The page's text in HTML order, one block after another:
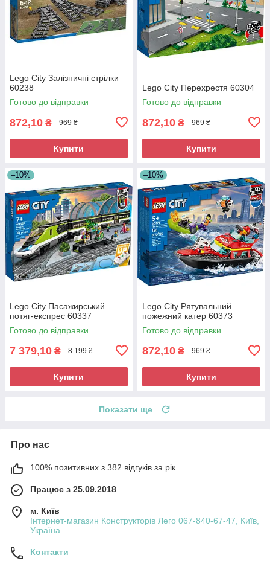
Lego City Залізничні стрілки
60238
Готово до відправки
872,10 ₴ 969 ₴
Купити
Lego City Перехрестя 60304
Готово до відправки
872,10 ₴ 969 ₴
Купити
–10%
Lego City Пасажирський
потяг-експрес 60337
Готово до відправки
7 379,10 ₴ 8 199 ₴
Купити
–10%
Lego City Рятувальний
пожежний катер 60373
Готово до відправки
872,10 ₴ 969 ₴
Купити
Показати ще
Про нас
100% позитивних з 382 відгуків за рік
Працює з 25.09.2018
м. Київ
Інтернет-магазин Конструкторів Лего 067-840-67-47, Київ,
Україна
Контакти